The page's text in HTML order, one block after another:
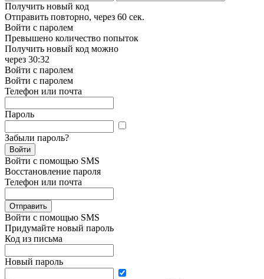
Получить новый код
Отправить повторно, через 60 сек.
Войти с паролем
Превышено количество попыток
Получить новый код можно
через 30:32
Войти с паролем
Войти с паролем
Телефон или почта
Пароль
Забыли пароль?
Войти
Войти с помощью SMS
Восстановление пароля
Телефон или почта
Отправить
Войти с помощью SMS
Придумайте новый пароль
Код из письма
Новый пароль